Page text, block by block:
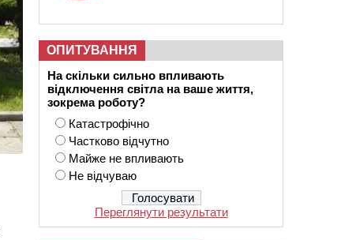
ОПИТУВАННЯ
На скільки сильно впливають
відключення світла на ваше життя,
зокрема роботу?
Катастрофічно
Частково відчутно
Майже не впливають
Не відчуваю
Переглянути результати